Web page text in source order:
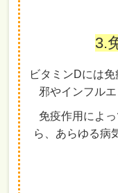
3.
ビタミンDには
邪やインフル
免疫作用によ
ら、あらゆる病